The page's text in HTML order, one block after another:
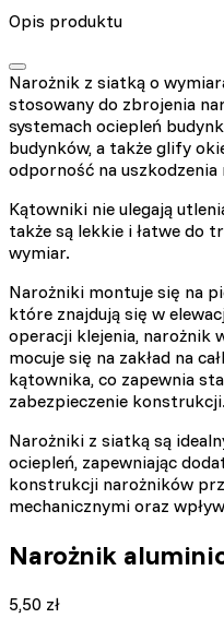
Opis produktu
Narożnik z siatką o
stosowany do zbrojenia
systemach ociepleń
budynków, a także glify
odporność na uszkodzenia
Kątowniki nie ulegają
także są lekkie i łatwe do
wymiar.
Narożniki montuje się na
które znajdują się w
operacji klejenia, narożnik
mocuje się na zakład na
kątownika, co zapewnia
zabezpieczenie konstrukcji.
Narożniki z siatką są
ociepleń, zapewniając
konstrukcji narożników
mechanicznymi oraz
Narożnik
5,50 zł